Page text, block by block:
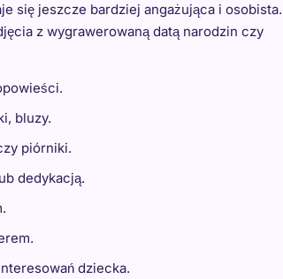
się jeszcze bardziej angażująca i osobista.
z wygrawerowaną datą narodzin czy
bluzy.
piórniki.
dedykacją.
dziecka.